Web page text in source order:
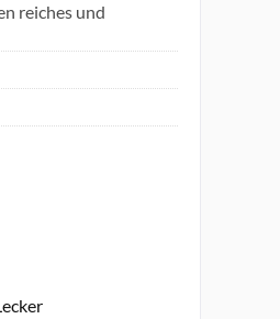
reiches und